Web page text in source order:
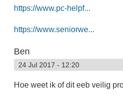
https://www.pc-helpf...
https://www.seniorwe...
Ben
24 Jul 2017 - 12:20
Hoe weet ik of dit eeb veilig